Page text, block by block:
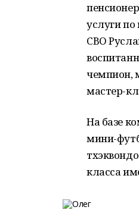
услуги
СВО
чемпион,
мастер-
На базе
мини-
класса